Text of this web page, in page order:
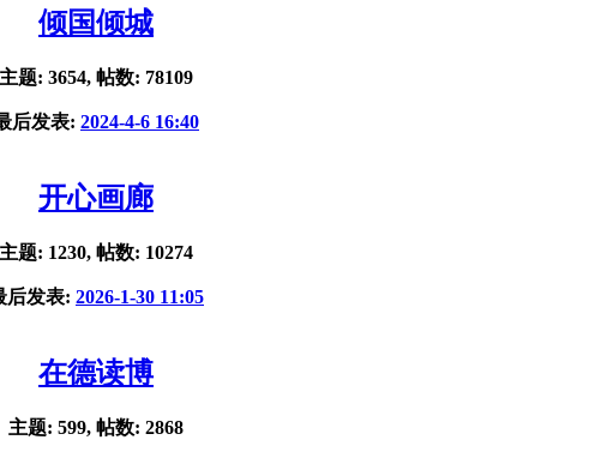
倾国倾城
主题: 3654, 帖数: 78109
后发表: 2024-4-6 16:40
开心画廊
主题: 1230, 帖数: 10274
后发表: 2026-1-30 11:05
在德读博
主题: 599, 帖数: 2868